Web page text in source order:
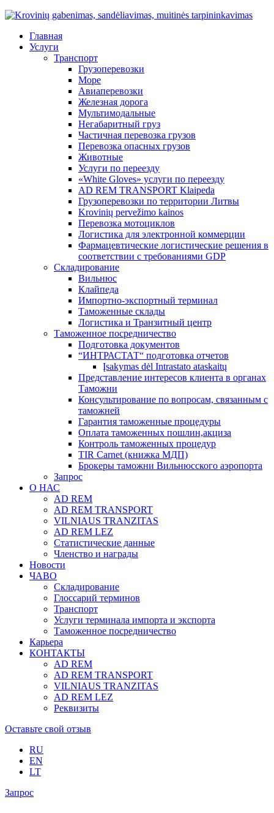
Главная
Услуги
Транспорт
Грузоперевозки
Море
Авиаперевозки
Железная дорога
Мультимодальные
Негабаритный груз
Частичная перевозка грузов
Перевозка опасных грузов
Животные
Услуги по переезду
«White Gloves» услуги по переезду
AD REM TRANSPORT Klaipeda
Грузоперевозки по территории Литвы
Krovinių pervežimo kainos
Перевозка мотоциклов
Логистика для электронной коммерции
Фармацевтические логистические решения в
соответствии с требованиями GDP
Складирование
Вильнюс
Клайпеда
Импортно-экспортный терминал
Таможенные склады
Логистика и Транзитный центр
Таможенное посредничество
Подготовка документов
“ИНТРАСТАТ“ подготовка отчетов
Įsakymas dėl Intrastato ataskaitų
Представление интересов клиента в органах
Таможни
Консультирование по вопросам, связанным с
таможней
Гарантия таможенные процедуры
Оплата таможенных пошлин,акциза
Контроль таможенных процедур
TIR Carnet (книжка МДП)
Брокеры таможни Вильнюсского аэропорта
Запрос
О НАС
AD REM
AD REM TRANSPORT
VILNIAUS TRANZITAS
AD REM LEZ
Статистические данные
Членство и награды
Новости
ЧАВО
Складирование
Глоссарий терминов
Транспорт
Услуги терминала импорта и экспорта
Таможенное посредничество
Карьера
КОНТАКТЫ
AD REM
AD REM TRANSPORT
VILNIAUS TRANZITAS
AD REM LEZ
Реквизиты
Оставьте свой отзыв
RU
EN
LT
Запрос